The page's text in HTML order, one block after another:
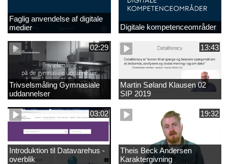
Faglig anvendelse af digitale
medier
Digitale kompetenceområder
02:29
Trivselsmåling Gymnasiale
uddannelser
13:43
Martin Søland Klausen 02
SIP 2019
03:02
Introduktion til Datavarehus -
overblik
19:32
Theis Beck Andersen
Karaktergivning